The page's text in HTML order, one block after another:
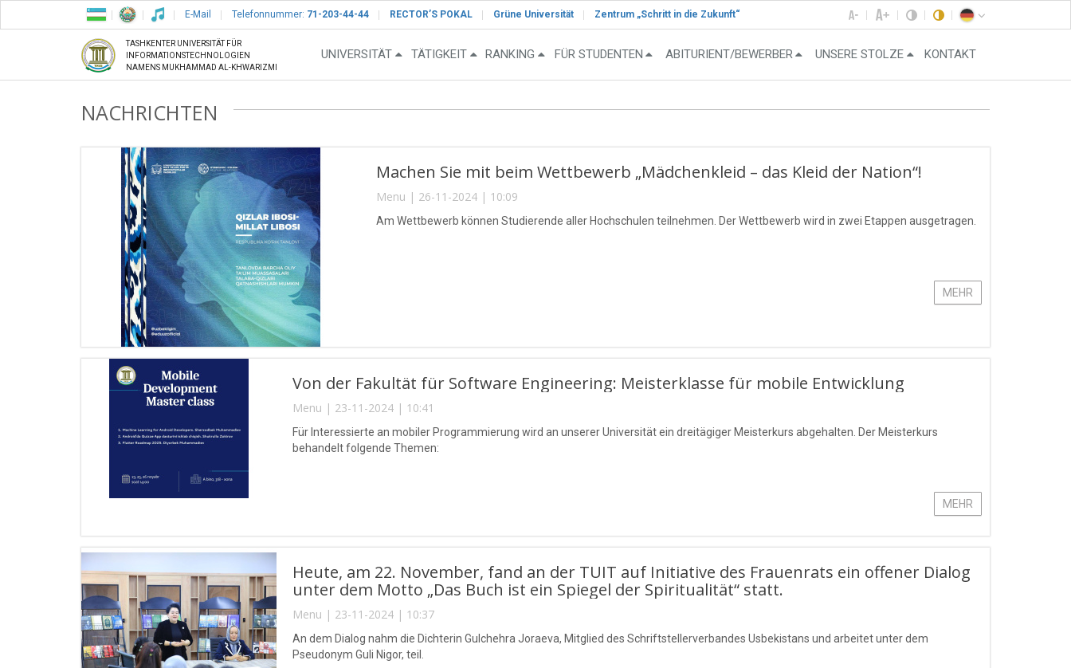
E-Mail Telefonnummer: 71-203-44-44 RECTOR’S POKAL Grüne Universität Zentrum „Schritt in die Zukunft“
TASHKENTER UNIVERSITÄT FÜR
INFORMATIONSTECHNOLOGIEN
NAMENS MUKHAMMAD AL-KHWARIZMI
UNIVERSITÄT TÄTIGKEIT RANKING FÜR STUDENTEN ABITURIENT/BEWERBER UNSERE STOLZE KONTAKT
NACHRICHTEN
Machen Sie mit beim Wettbewerb „Mädchenkleid – das Kleid der Nation“!
Menu | 26-11-2024 | 10:09
Am Wettbewerb können Studierende aller Hochschulen teilnehmen. Der Wettbewerb wird in zwei Etappen ausgetragen.
MEHR
Von der Fakultät für Software Engineering: Meisterklasse für mobile Entwicklung
Menu | 23-11-2024 | 10:41
Für Interessierte an mobiler Programmierung wird an unserer Universität ein dreitägiger Meisterkurs abgehalten. Der Meisterkurs
behandelt folgende Themen:
MEHR
Heute, am 22. November, fand an der TUIT auf Initiative des Frauenrats ein offener Dialog
unter dem Motto „Das Buch ist ein Spiegel der Spiritualität“ statt.
Menu | 23-11-2024 | 10:37
An dem Dialog nahm die Dichterin Gulchehra Joraeva, Mitglied des Schriftstellerverbandes Usbekistans und arbeitet unter dem
Pseudonym Guli Nigor, teil.